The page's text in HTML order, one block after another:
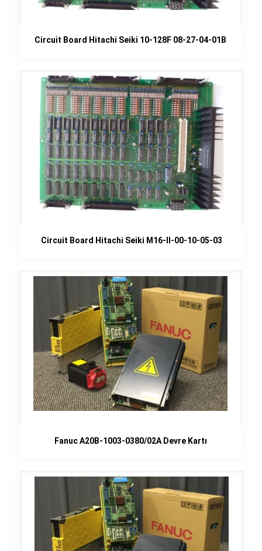
Circuit Board Hitachi Seiki 10-128F 08-27-04-01B
Circuit Board Hitachi Seiki M16-II-00-10-05-03
Fanuc A20B-1003-0380/02A Devre Kartı